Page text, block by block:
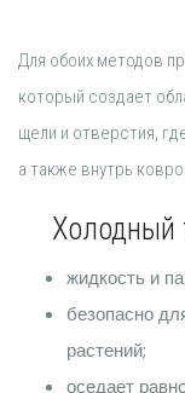
Для обоих методов
который создает
щели и отверстия,
а также внутрь
Холодный
жидкость и
безопасно
растений;
оседает